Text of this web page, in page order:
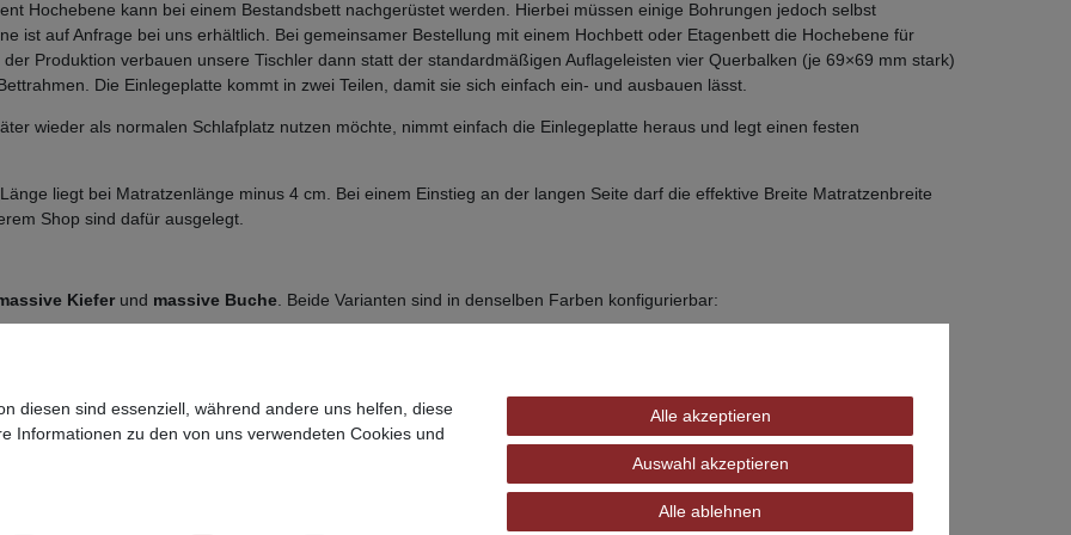
Hochebene kann bei einem Bestandsbett nachgerüstet werden. Hierbei müssen einige Bohrungen jedoch selbst
ist auf Anfrage bei uns erhältlich. Bei gemeinsamer Bestellung mit einem Hochbett oder Etagenbett die Hochebene für
Produktion verbauen unsere Tischler dann statt der standardmäßigen Auflageleisten vier Querbalken (je 69×69 mm stark)
Die Einlegeplatte kommt in zwei Teilen, damit sie sich einfach ein- und ausbauen lässt.
wieder als normalen Schlafplatz nutzen möchte, nimmt einfach die Einlegeplatte heraus und legt einen festen
liegt bei Matratzenlänge minus 4 cm. Bei einem Einstieg an der langen Seite darf die effektive Breite Matratzenbreite
Shop sind dafür ausgelegt.
Kiefer und massive Buche . Beide Varianten sind in denselben Farben konfigurierbar:
diesen sind essenziell, während andere uns helfen, diese
Informationen zu den von uns verwendeten Cookies und
Alle akzeptieren
Auswahl akzeptieren
Alle ablehnen